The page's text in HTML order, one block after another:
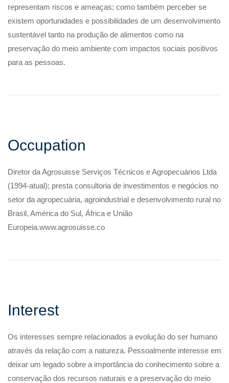
representam riscos e ameaças; como também perceber se
existem oportunidades e possibilidades de um desenvolvimento
sustentável tanto na produção de alimentos como na
preservação do meio ambiente com impactos sociais positivos
para as pessoas.
Occupation
Diretor da Agrosuisse Serviços Técnicos e Agropecuários Ltda
(1994-atual); presta consultoria de investimentos e negócios no
setor da agropecuária, agroindustrial e desenvolvimento rural no
Brasil, América do Sul, África e União
Europeia.www.agrosuisse.co
Interest
Os interesses sempre relacionados a evolução do ser humano
através da relação com a natureza. Pessoalmente interesse em
deixar um legado sobre a importância do conhecimento sobre a
conservação dos recursos naturais e a preservação do meio